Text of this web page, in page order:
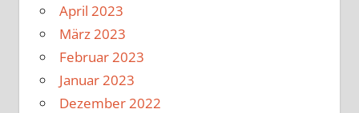
April 2023
März 2023
Februar 2023
Januar 2023
Dezember 2022